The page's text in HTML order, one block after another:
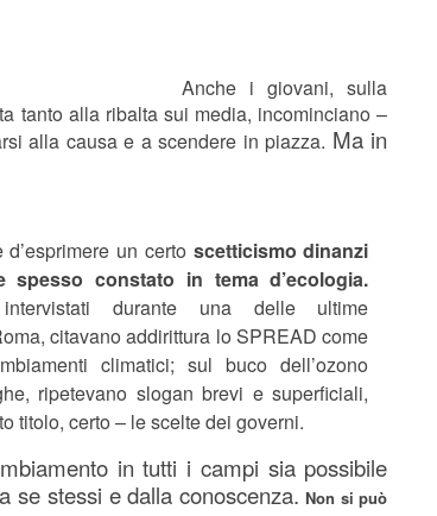
Anche i giovani, sulla
tanto alla ribalta sui media, incominciano –
alla causa e a scendere in piazza. Ma in
un certo scetticismo dinanzi
spesso constato in tema d’ecologia.
durante una delle ultime
citavano addirittura lo SPREAD come
climatici; sul buco dell’ozono
ripetevano slogan brevi e superficiali,
titolo, certo – le scelte dei governi.
in tutti i campi sia possibile
se stessi e dalla conoscenza. Non si può